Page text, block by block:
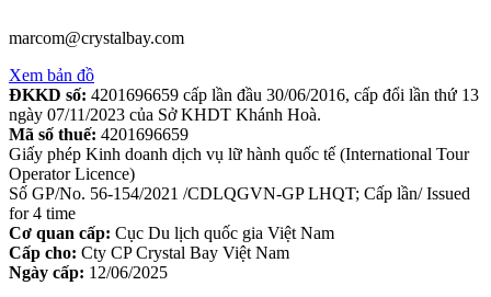
marcom@crystalbay.com
Xem bản đồ
ĐKKD số: 4201696659 cấp lần đầu 30/06/2016, cấp đổi lần thứ 13
ngày 07/11/2023 của Sở KHDT Khánh Hoà.
Mã số thuế: 4201696659
Giấy phép Kinh doanh dịch vụ lữ hành quốc tế (International Tour
Operator Licence)
Số GP/No. 56-154/2021 /CDLQGVN-GP LHQT; Cấp lần/ Issued
for 4 time
Cơ quan cấp: Cục Du lịch quốc gia Việt Nam
Cấp cho: Cty CP Crystal Bay Việt Nam
Ngày cấp: 12/06/2025